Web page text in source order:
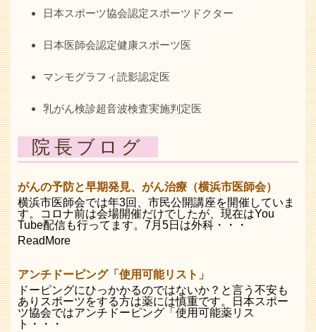
日本スポーツ協会認定スポーツドクター
日本医師会認定健康スポーツ医
マンモグラフィ読影認定医
乳がん検診超音波検査実施判定医
院長ブログ
がんの予防と早期発見、がん治療（横浜市医師会）
横浜市医師会では年3回、市民公開講座を開催していま
す。コロナ前は会場開催だけでしたが、現在はYou
Tube配信も行ってます。7月5日は外科・・・
ReadMore
アンチドーピング「使用可能リスト」
ドーピングにひっかかるのではないか？と言う不安も
ありスポーツをする方は薬には慎重です。日本スポー
ツ協会ではアンチドーピング「使用可能薬リス
ト・・・